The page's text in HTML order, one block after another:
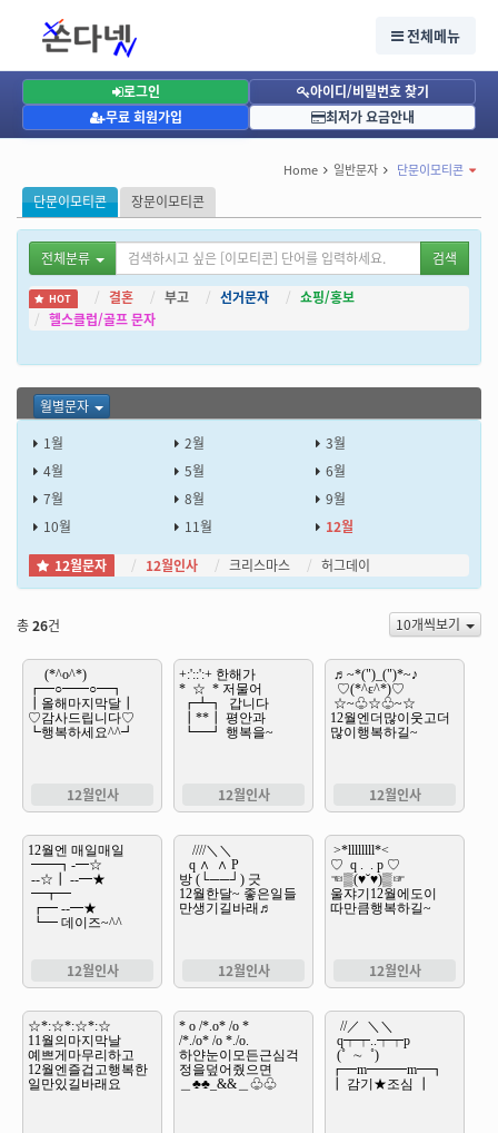
자사이트 - 쏜다넷
문자보내기,문자전송, 문자발송, SMS, LMS, MMS, 문자보내기, 단체문자, 단체문자전송,
단체문자발송,단체문자사이트,문자사이트, 대량문자
크리스마스와 송년! 12월 문자로 마무리 인사를 보내보세요.
전체메뉴
로그인
아이디/비밀번호 찾기
무료 회원가입
최저가 요금안내
Home 일반문자 단문이모티콘
단문이모티콘 장문이모티콘
전체분류 검색
HOT 결혼 부고 선거문자
쇼핑/홍보
헬스클럽/골프 문자
월별문자
1월
2월
3월
4월
5월
6월
7월
8월
9월
10월
11월
12월
12월문자
12월인사 크리스마스 허그데이
총26건 10개씩보기
12월인사 12월인사 12월인사
12월인사 12월인사 12월인사